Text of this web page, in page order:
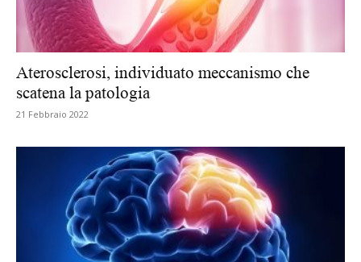
Aterosclerosi, individuato meccanismo che
scatena la patologia
21 Febbraio 2022